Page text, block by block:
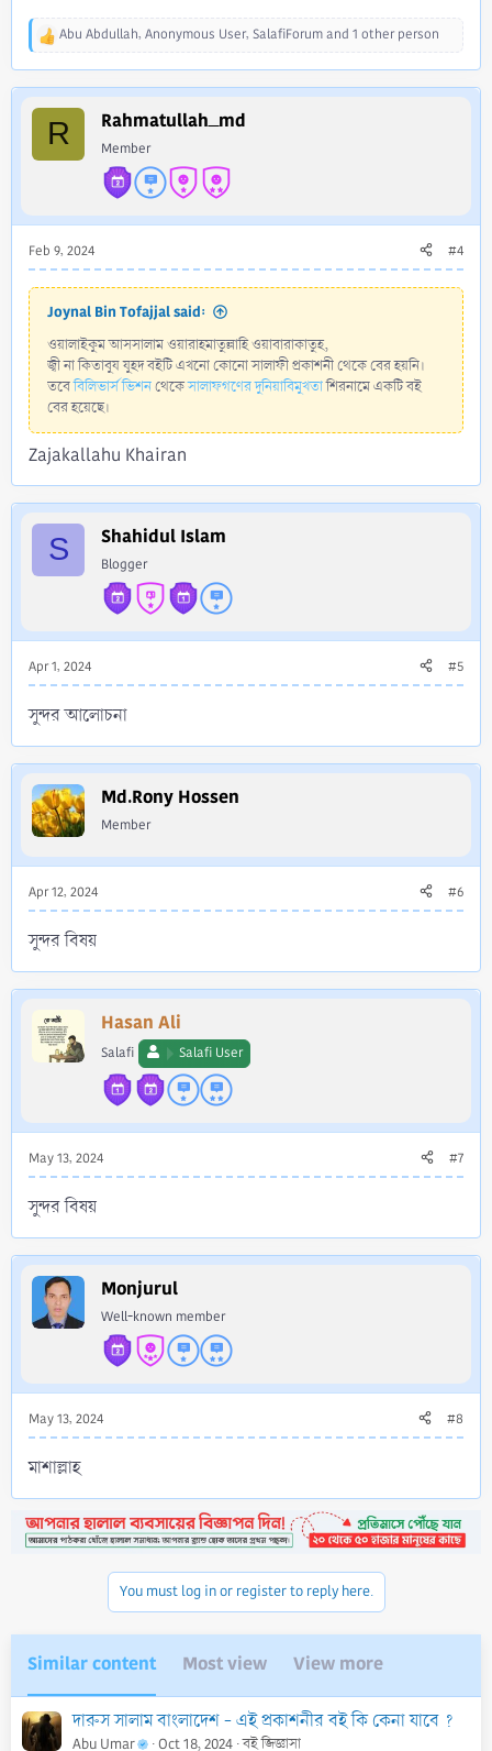
R
a
o
:
Abu Abdullah, Anonymous User, SalafiForumand 1 other person
R Rahmatullah_md
Member
Feb 9, 2024 #4
Joynal Bin Tofajjal said:
ওয়ালাইকুম আসসালাম ওয়ারাহমাতুল্লাহি ওয়াবারাকাতুহ,
জ্বী না কিতাবুয যুহদ বইটি এখনো কোনো সালাফী প্রকাশনী থেকে বের হয়নি।
তবেবিলিভার্স ভিশনথেকেসালাফগণের দুনিয়াবিমুখতাশিরনামে একটি বই
বের হয়েছে।
Zajakallahu Khairan
S Shahidul Islam
Blogger
Apr 1, 2024 #5
সুন্দর আলোচনা
Md.Rony Hossen
Member
Apr 12, 2024 #6
সুন্দর বিষয়
Hasan Ali
Salafi Salafi User
May 13, 2024 #7
সুন্দর বিষয়
Monjurul
Well-known member
May 13, 2024 #8
মাশাল্লাহ
You must log in or register to reply here.
Similar content Most view View more
দারুস সালাম বাংলাদেশ - এই প্রকাশনীর বই কি কেনা যাবে ?
Abu Umar Oct 18, 2024 বই জিজ্ঞাসা